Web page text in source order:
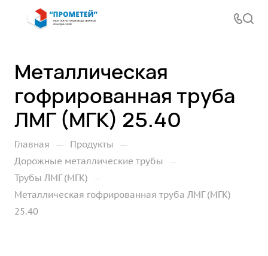
Металлическая
гофрированная труба
ЛМГ (МГК) 25.40
Главная — Продукты —
Дорожные металлические трубы —
Трубы ЛМГ (МГК) —
Металлическая гофрированная труба ЛМГ (МГК)
25.40